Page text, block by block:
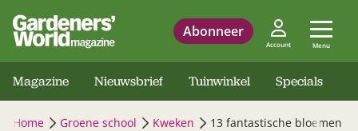
Abonneer
Account Menu
Magazine Nieuwsbrief Tuinwinkel Specials
Home Groene school Kweken 13 fantastische bloemen